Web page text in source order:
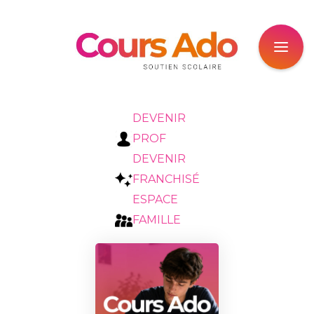
DEVENIR
PROF
DEVENIR
FRANCHISÉ
ESPACE
FAMILLE